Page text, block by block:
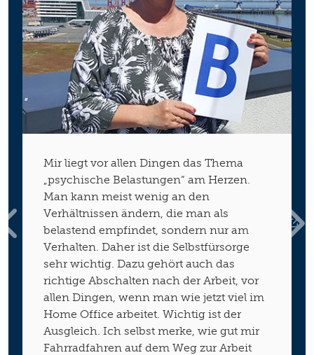
"
Mir liegt vor allen Dingen das Thema
„psychische Belastungen“ am Herzen.
Man kann meist wenig an den
Verhältnissen ändern, die man als
belastend empfindet, sondern nur am
Verhalten. Daher ist die Selbstfürsorge
sehr wichtig. Dazu gehört auch das
richtige Abschalten nach der Arbeit, vor
allen Dingen, wenn man wie jetzt viel im
Home Office arbeitet. Wichtig ist der
Ausgleich. Ich selbst merke, wie gut mir
Fahrradfahren auf dem Weg zur Arbeit
Previous Next